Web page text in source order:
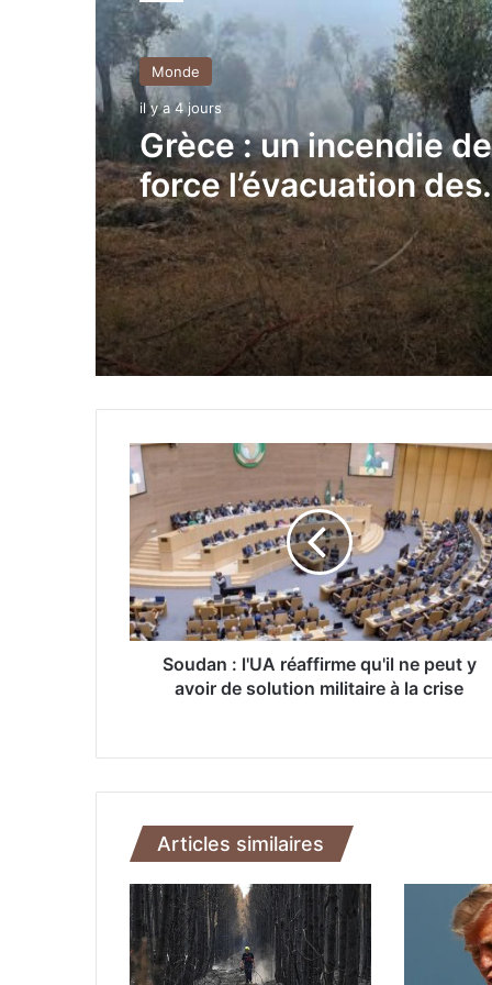
Monde
il y a 4 jours
Grèce : un incendie
force l’évacuation des
habitants de l’île de
Céphalonie
Monde
il y a 4 jours
Corée du Sud : 14
suite à une forte
chaleur
S
o
u
n
:
l
'
a
r
e
q
u
'
Soudan : l'UA réaffirme qu'il ne peut y
avoir de solution militaire à la crise
Articles similaires